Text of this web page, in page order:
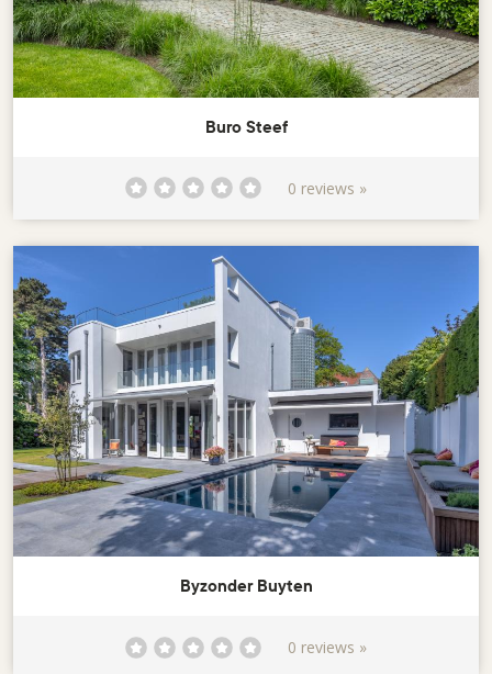
Buro Steef
0 reviews »
Byzonder Buyten
0 reviews »